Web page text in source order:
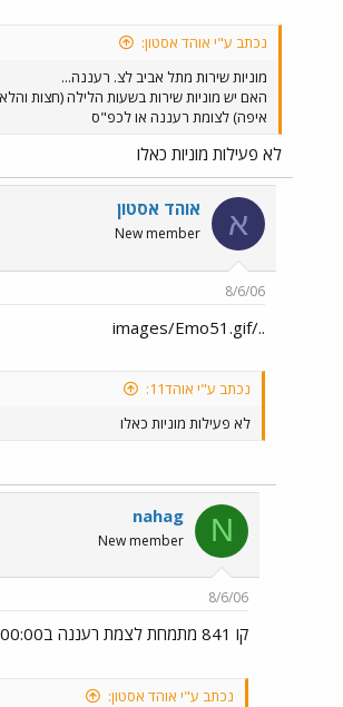
נכתב ע"י אוהד אסטון:
מוניות שירות מתל אביב לצ. רעננה...
האם יש מוניות שירות בשעות הלילה (חצות
איפה) לצומת רעננה או לכפ"ס
לא פעילות מוניות כאלו
א אוהד אסטון
New member
8/6/06
../images/Emo51.gif
נכתב ע"י אוהד11:
לא פעילות מוניות כאלו
N
nahag
New member
8/6/06
קו 841 מתמחת לצמת רעננה ב00:00
נכתב ע"י אוהד אסטון: